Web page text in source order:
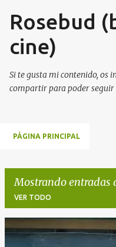
Ir al
Rosebud
cine)
Si te gusta mi contenido, os
compartir para poder seguir
PÁGINA PRINCIPAL
Mostrando entradas
VER TODO
E